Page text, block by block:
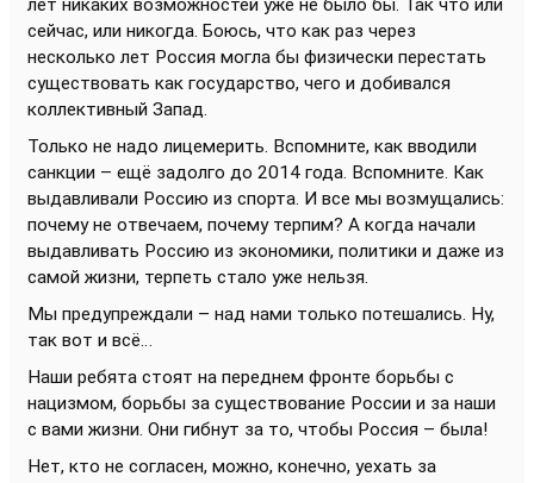
лет никаких возможностей уже не было бы. Так что или
сейчас, или никогда. Боюсь, что как раз через
несколько лет Россия могла бы физически перестать
существовать как государство, чего и добивался
коллективный Запад.
Только не надо лицемерить. Вспомните, как вводили
санкции – ещё задолго до 2014 года. Вспомните. Как
выдавливали Россию из спорта. И все мы возмущались:
почему не отвечаем, почему терпим? А когда начали
выдавливать Россию из экономики, политики и даже из
самой жизни, терпеть стало уже нельзя.
Мы предупреждали – над нами только потешались. Ну,
так вот и всё…
Наши ребята стоят на переднем фронте борьбы с
нацизмом, борьбы за существование России и за наши
с вами жизни. Они гибнут за то, чтобы Россия – была!
Нет, кто не согласен, можно, конечно, уехать за